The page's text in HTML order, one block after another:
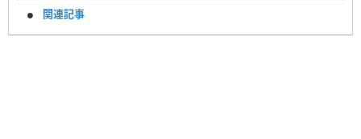
関連記事